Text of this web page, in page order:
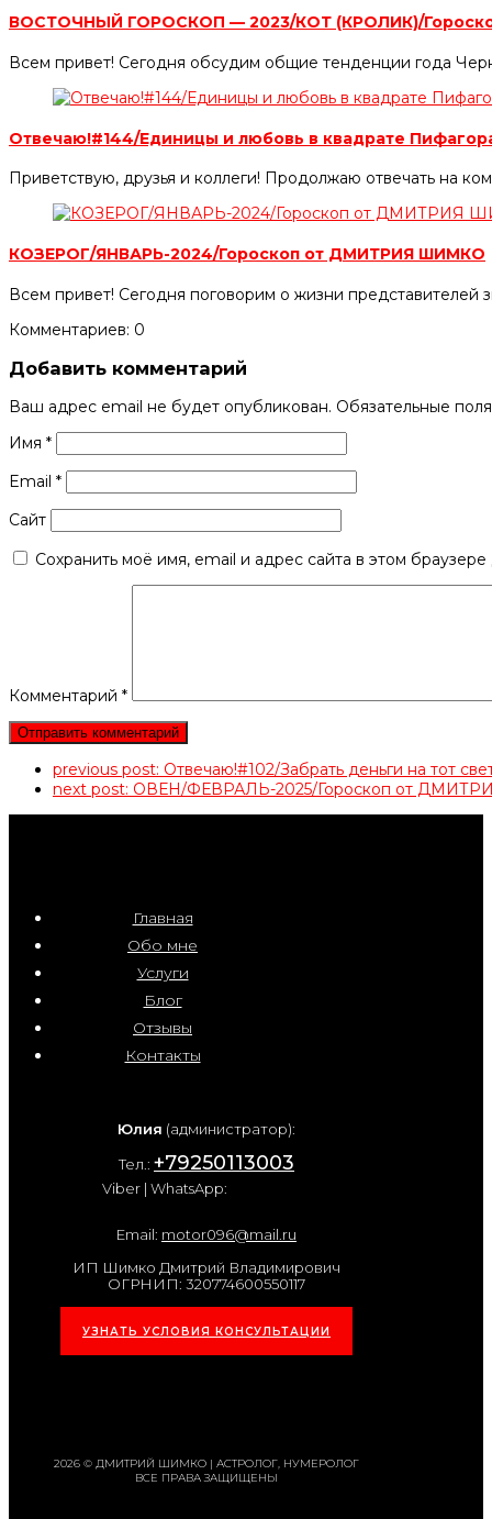
ВОСТОЧНЫЙ ГОРОСКОП — 2023/КОТ (КРОЛИК)/
Всем привет! Сегодня обсудим общие тенденции года
Отвечаю!#144/Единицы и любовь в квадрате
Приветствую, друзья и коллеги! Продолжаю отвечать на
КОЗЕРОГ/ЯНВАРЬ-2024/Гороскоп от ДМИТРИЯ ШИМКО
Всем привет! Сегодня поговорим о жизни представителей
Комментариев: 0
Добавить комментарий
Ваш адрес email не будет опубликован. Обязательные
Имя *
Email *
Сайт
Сохранить моё имя, email и адрес сайта в этом
Комментарий *
previous post: Отвечаю!#102/Забрать деньги на тот
next post: ОВЕН/ФЕВРАЛЬ-2025/Гороскоп от
Главная
Обо мне
Услуги
Блог
Отзывы
Контакты
Юлия (администратор):
Тел.: +79250113003
Viber | WhatsApp:
Email: motor096@mail.ru
ИП Шимко Дмитрий Владимирович
ОГРНИП: 320774600550117
УЗНАТЬ УСЛОВИЯ КОНСУЛЬТАЦИИ
2026 © ДМИТРИЙ ШИМКО | АСТРОЛОГ, НУМЕРОЛОГ
ВСЕ ПРАВА ЗАЩИЩЕНЫ